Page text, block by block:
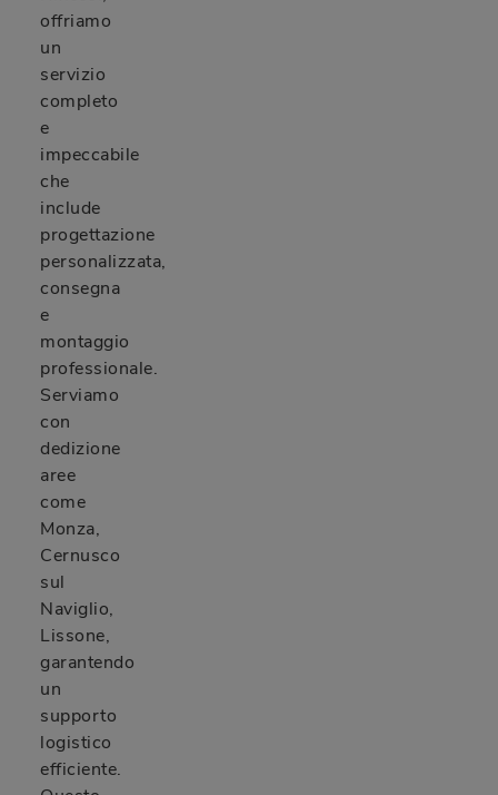
offriamo
un
servizio
completo
e
impeccabile
che
include
progettazione
personalizzata,
consegna
e
montaggio
professionale.
Serviamo
con
dedizione
aree
come
Monza,
Cernusco
sul
Naviglio,
Lissone,
garantendo
un
supporto
logistico
efficiente.